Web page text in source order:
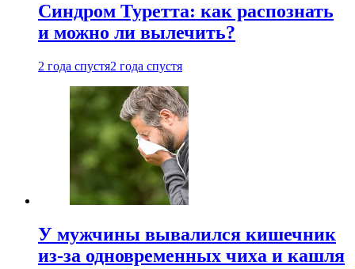
Синдром Туретта: как распознать
и можно ли вылечить?
2 года спустя2 года спустя
У мужчины вывалился кишечник
из-за одновременных чиха и кашля